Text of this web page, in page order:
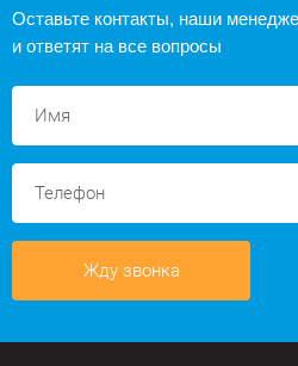
Оставьте контакты, наши
и ответят на все вопросы
Жду звонка